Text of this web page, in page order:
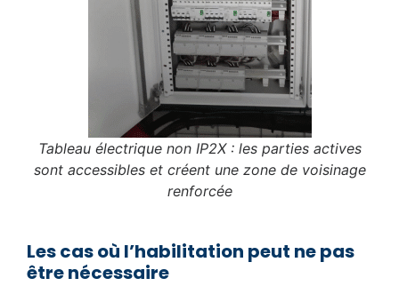
Tableau électrique non IP2X : les parties actives
sont accessibles et créent une zone de voisinage
renforcée
Les cas où l’habilitation peut ne pas
être nécessaire